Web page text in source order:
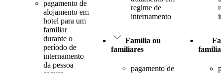
pagamento de
alojamento em
hotel para um
familiar
durante o
período de
internamento
da pessoa
regime de
internamento
Família ou
familiares
pagamento de